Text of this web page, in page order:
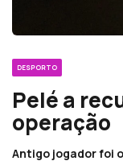
DESPORTO
Pelé a
operação
Antigo jogador foi